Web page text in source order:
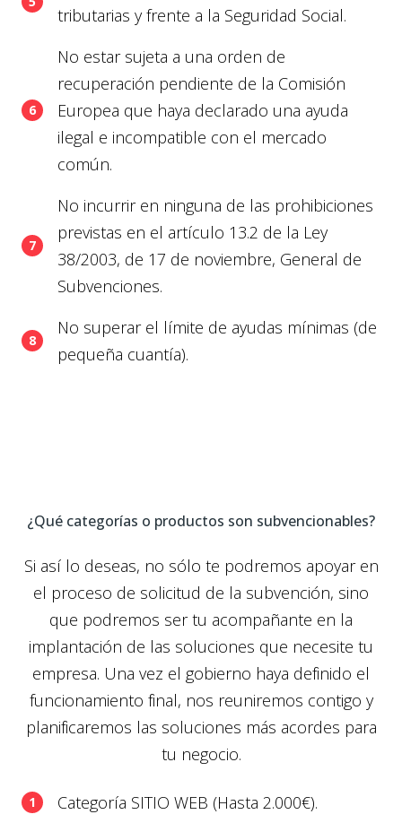
tributarias y frente a la Seguridad Social.
No estar sujeta a una orden de
recuperación pendiente de la Comisión
Europea que haya declarado una ayuda
ilegal e incompatible con el mercado
común.
No incurrir en ninguna de las prohibiciones
previstas en el artículo 13.2 de la Ley
38/2003, de 17 de noviembre, General de
Subvenciones.
No superar el límite de ayudas mínimas (de
pequeña cuantía).
¿Qué categorías o productos son subvencionables?
Si así lo deseas, no sólo te podremos apoyar en
el proceso de solicitud de la subvención, sino
que podremos ser tu acompañante en la
implantación de las soluciones que necesite tu
empresa. Una vez el gobierno haya definido el
funcionamiento final, nos reuniremos contigo y
planificaremos las soluciones más acordes para
tu negocio.
Categoría SITIO WEB (Hasta 2.000€).